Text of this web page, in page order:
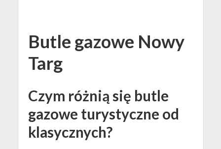
Butle gazowe Nowy
Targ
Czym różnią się butle
gazowe turystyczne od
klasycznych?